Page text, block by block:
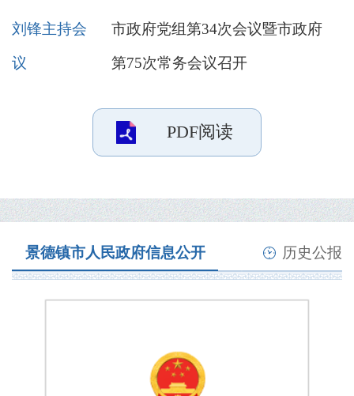
刘锋主持会
议
市政府党组第34次会议暨市政府
第75次常务会议召开
PDF阅读
景德镇市人民政府信息公开 历史公报